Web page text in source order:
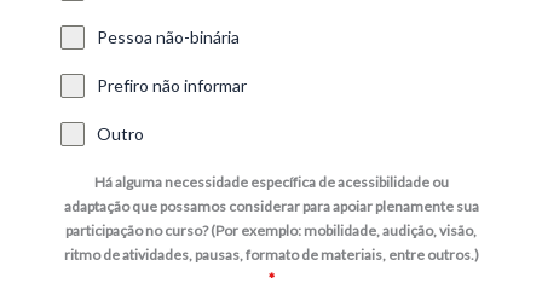
Pessoa não-binária
Prefiro não informar
Outro
Há alguma necessidade específica de acessibilidade ou
adaptação que possamos considerar para apoiar plenamente sua
participação no curso? (Por exemplo: mobilidade, audição, visão,
ritmo de atividades, pausas, formato de materiais, entre outros.)
*